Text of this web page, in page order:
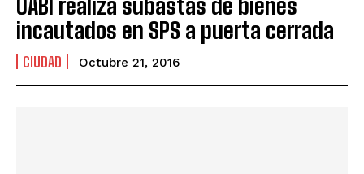
OABI realiza subastas de bienes
incautados en SPS a puerta cerrada
CIUDAD Octubre 21, 2016